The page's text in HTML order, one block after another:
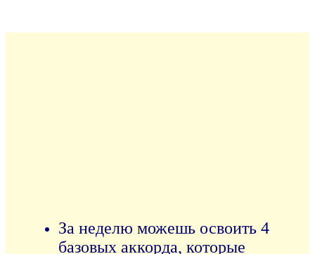
За неделю можешь освоить 4
базовых аккорда, которые